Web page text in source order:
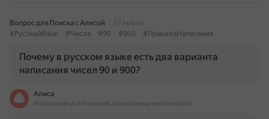
Вопрос для Поиска с Алисой
17 марта
#РусскийЯзык
#Числа #90 #900 #ПравилаНаписания
Почему в русском языке есть два варианта
написания чисел 90 и 900?
Алиса
На основе источников, возможны неточности